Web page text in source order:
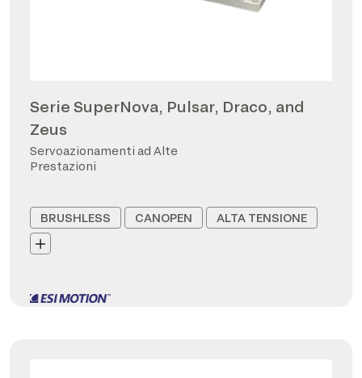
Serie SuperNova, Pulsar, Draco, and
Zeus
Servoazionamenti ad Alte
Prestazioni
BRUSHLESS CANOPEN ALTA TENSIONE